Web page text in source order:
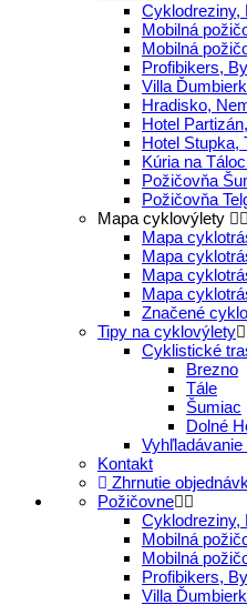
Cyklodreziny,
Mobilná
Mobilná
Profibikers,
Villa
Hradisko,
Hotel
Hotel Stupka,
Kúria na
Požičovňa
Požičovňa
Mapa cyklovýlety
Mapa
Mapa
Mapa
Mapa
Značené
Tipy na cyklovýlety
Cyklistické
Brezno
Tále
Šumiac
Dolné
Kontakt
Zhrnutie
Požičovne
Cyklodreziny,
Mobilná
Mobilná
Profibikers,
Villa